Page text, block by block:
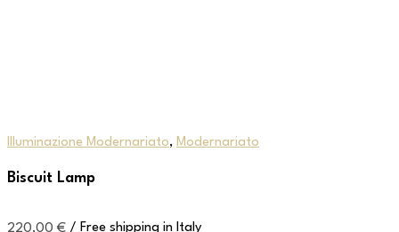
Illuminazione Modernariato, Modernariato
Biscuit Lamp
220,00 € / Free shipping in Italy